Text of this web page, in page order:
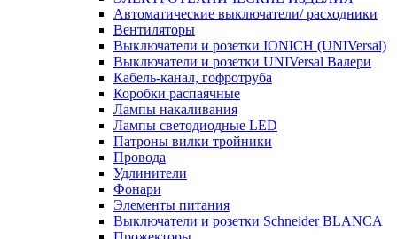
Автоматические выключатели/ расходники
Вентиляторы
Выключатели и розетки IONICH (UNIVersal)
Выключатели и розетки UNIVersal Валери
Кабель-канал, гофротруба
Коробки распаячные
Лампы накаливания
Лампы светодиодные LED
Патроны вилки тройники
Провода
Удлинители
Фонари
Элементы питания
Выключатели и розетки Schneider BLANCA